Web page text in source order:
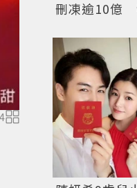
4 景甜。圖／擷自微博
刪凍逾10億